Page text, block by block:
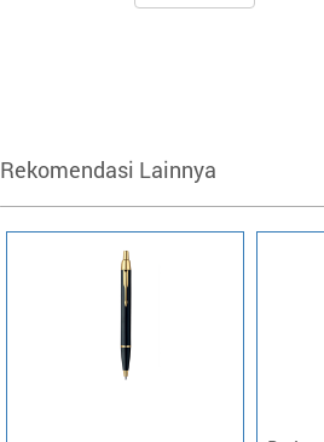
Rekomendasi Lainnya